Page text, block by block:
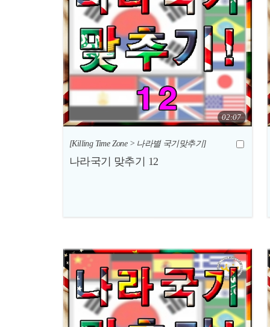
02:07
[Killing Time Zone > 나라별 국기맞추기]
나라국기 맞추기 12